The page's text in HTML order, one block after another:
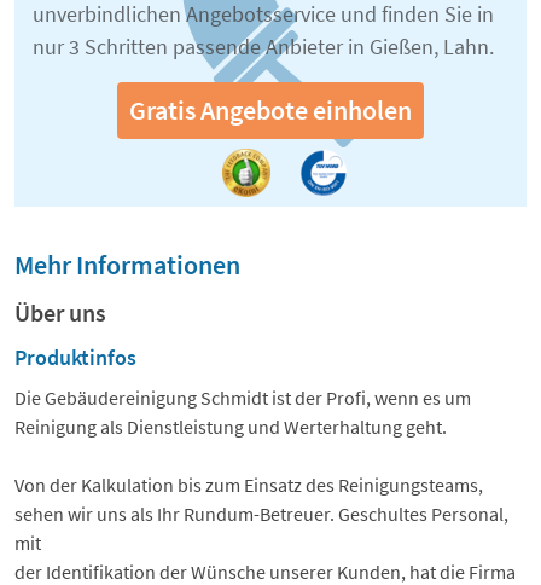
unverbindlichen Angebotsservice und finden Sie in
nur 3 Schritten passende Anbieter in Gießen, Lahn.
Gratis Angebote einholen
Mehr Informationen
Über uns
Produktinfos
Die Gebäudereinigung Schmidt ist der Profi, wenn es um
Reinigung als Dienstleistung und Werterhaltung geht.
Von der Kalkulation bis zum Einsatz des Reinigungsteams,
sehen wir uns als Ihr Rundum-Betreuer. Geschultes Personal,
mit
der Identifikation der Wünsche unserer Kunden, hat die Firma